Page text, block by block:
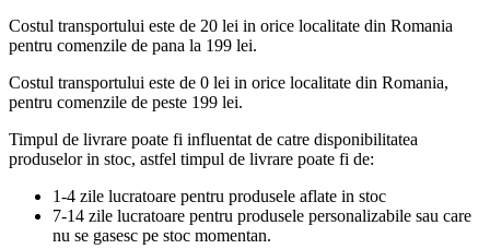
Costul transportului este de 20 lei in orice localitate din Romania
pentru comenzile de pana la 199 lei.
Costul transportului este de 0 lei in orice localitate din Romania,
pentru comenzile de peste 199 lei.
Timpul de livrare poate fi influentat de catre disponibilitatea
produselor in stoc, astfel timpul de livrare poate fi de:
1-4 zile lucratoare pentru produsele aflate in stoc
7-14 zile lucratoare pentru produsele personalizabile sau care
nu se gasesc pe stoc momentan.